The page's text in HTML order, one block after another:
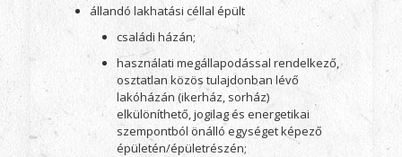
állandó lakhatási céllal épült
családi házán;
használati megállapodással rendelkező,
osztatlan közös tulajdonban lévő
lakóházán (ikerház, sorház)
elkülöníthető, jogilag és energetikai
szempontból önálló egységet képező
épületén/épületrészén;